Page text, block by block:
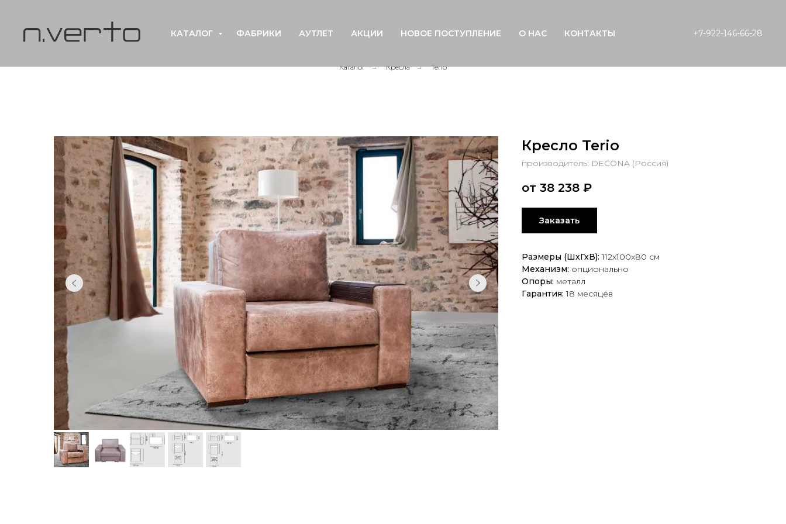
КАТАЛОГ ФАБРИКИ АУТЛЕТ АКЦИИ НОВОЕ ПОСТУПЛЕНИЕ О НАС КОНТАКТЫ +7-922-146-66-28
Каталог → Кресла → Terio
Кресло Terio
производитель: DECONA (Россия)
от 38 238 ₽
Заказать
Размеры (ШхГхВ):112х100x80 см
Механизм: опционально
Опоры: металл
Гарантия: 18 месяцев